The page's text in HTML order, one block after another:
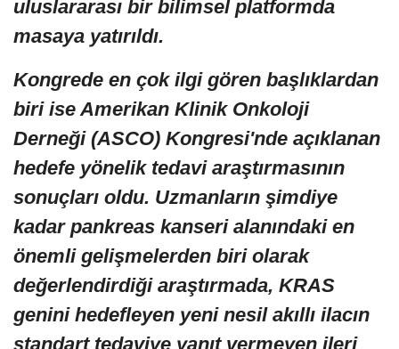
uluslararası bir bilimsel platformda
masaya yatırıldı.
Kongrede en çok ilgi gören başlıklardan
biri ise Amerikan Klinik Onkoloji
Derneği (ASCO) Kongresi'nde açıklanan
hedefe yönelik tedavi araştırmasının
sonuçları oldu. Uzmanların şimdiye
kadar pankreas kanseri alanındaki en
önemli gelişmelerden biri olarak
değerlendirdiği araştırmada, KRAS
genini hedefleyen yeni nesil akıllı ilacın
standart tedaviye yanıt vermeyen ileri